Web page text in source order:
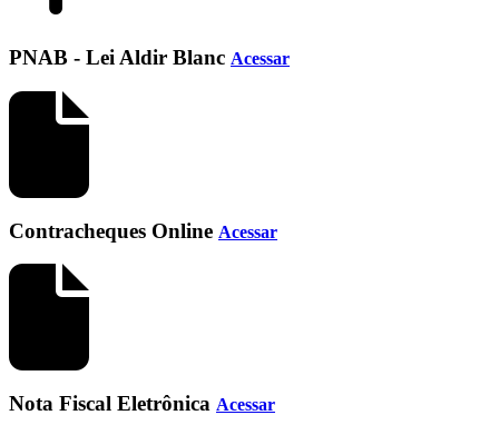
PNAB - Lei Aldir Blanc Acessar
Contracheques Online Acessar
Nota Fiscal Eletrônica Acessar